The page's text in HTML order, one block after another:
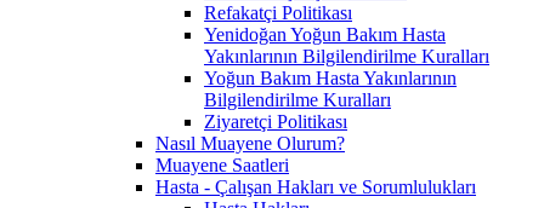
Refakatçi Politikası
Yenidoğan Yoğun Bakım Hasta
Yakınlarının Bilgilendirilme Kuralları
Yoğun Bakım Hasta Yakınlarının
Bilgilendirilme Kuralları
Ziyaretçi Politikası
Nasıl Muayene Olurum?
Muayene Saatleri
Hasta - Çalışan Hakları ve Sorumlulukları